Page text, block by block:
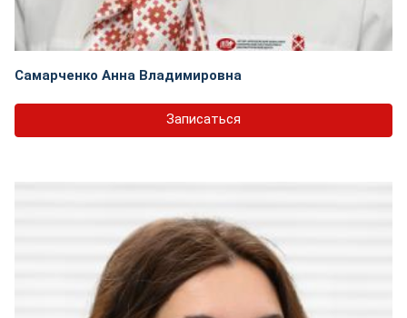
Самарченко Анна Владимировна
Записаться